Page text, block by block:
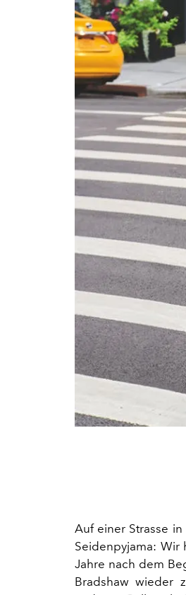
Auf einer Strasse
Seidenpyjama: Wir
Jahre nach dem
Bradshaw wieder